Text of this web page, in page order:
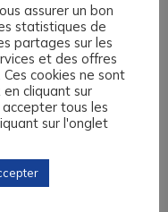
à Caen, au Havre, à
des formations
italien, langue
au Compte
formation des
financements
un audit
accompagne dans
assurer un bon
statistiques de
partages sur les
et des offres
cookies ne sont
cliquant sur
tous les
sur l'onglet